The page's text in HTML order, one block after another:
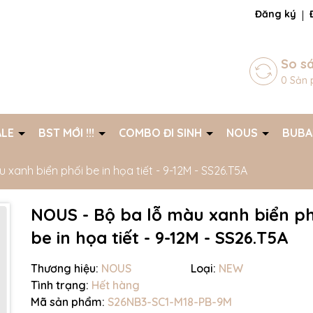
chờ đợi bạn Đăng ký
So
0 Sản
BST MỚI !!! COMBO ĐI SINH NOUS
xanh biển phối be in họa tiết - 9-12M - SS26.T5A
NOUS - Bộ ba lỗ màu xanh biển
be in họa tiết - 9-12M - SS26.T5A
Thương hiệu: NOUS Loại: NEW
Tình trạng: Hết hàng
Mã sản phẩm: S26NB3-SC1-M18-PB-9M
Mã giảm giá: